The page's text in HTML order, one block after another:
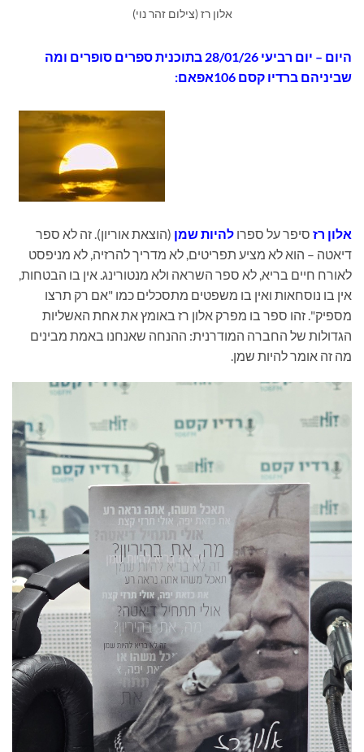
אלון רז (צילום זהר נוי)
היום – יום רביעי 28/01/26 בתוכנית
ספרים סופרים ומה
שביניהם ברדיו קסם 106אפאם:
אלון רז סיפר על ספרו להיות שמן (הוצאת אוריון). זה לא ספר
דיאטה – הוא לא מציע תפריטים, לא מדריך להרזיה, לא מניפסט
לאורח חיים בריא, לא ספר השראה ולא מנטורינג. אין בו הבטחות,
אין בו נוסחאות ואין בו משפטים מתסכלים כמו "אם רק תרצו
מספיק". זהו ספר בו מפרק אלון רז באומץ את אחת האשליות
הגדולות של החברה המודרנית: ההנחה שאנחנו באמת מבינים
מה זה אומר להיות שמן.